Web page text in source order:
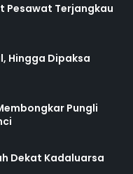
Pesawat Terjangkau
Hingga Dipaksa
Pungli
Dekat Kadaluarsa